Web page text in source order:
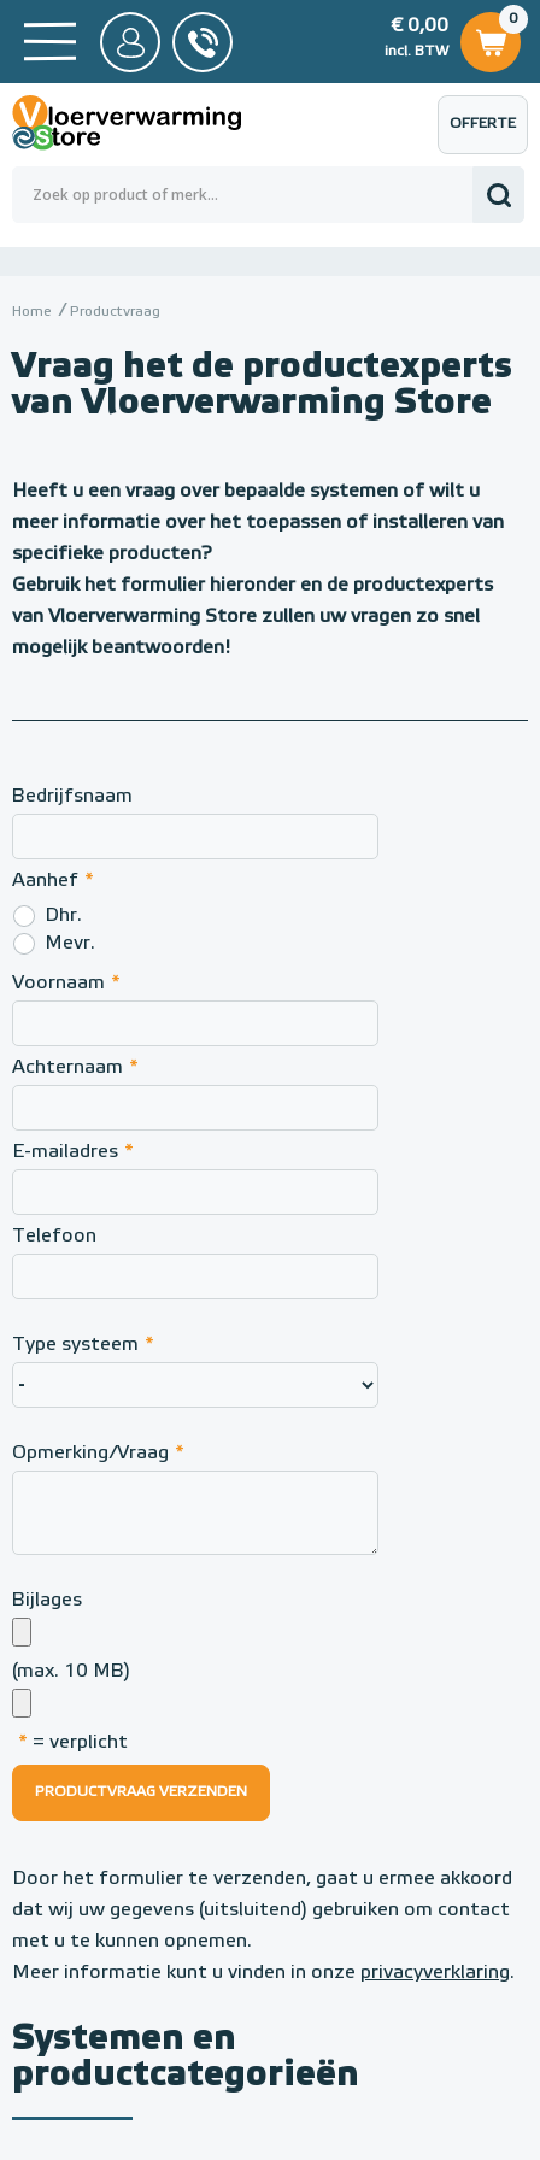
BTW
0,00
0
€ 0,00
incl. BTW
€ 0,00
OFFERTE
AANVRAGEN
Home Productvraag
Vraag het de productexperts
van Vloerverwarming Store
w
p
r
o
d
c
v
r
a
a
g
Heeft u een vraag over bepaalde systemen of wilt u
meer informatie over het toepassen of installeren van
specifieke producten?
Gebruik het formulier hieronder en de productexperts
van Vloerverwarming Store zullen uw vragen zo snel
mogelijk beantwoorden!
Bedrijfsnaam
Aanhef *
Dhr.
Mevr.
Voornaam *
Achternaam *
E-mailadres *
Telefoon
Type systeem *
Opmerking/Vraag *
Bijlages
(max. 10 MB)
* = verplicht
PRODUCTVRAAG VERZENDEN
Door het formulier te verzenden, gaat u ermee akkoord
dat wij uw gegevens (uitsluitend) gebruiken om contact
met u te kunnen opnemen.
Meer informatie kunt u vinden in onze privacyverklaring.
Systemen en
productcategorieën